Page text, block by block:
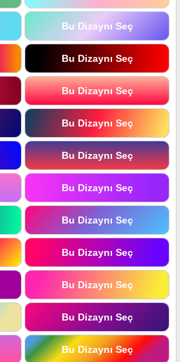
Bu Dizaynı Seç
Bu Dizaynı Seç
Bu Dizaynı Seç
Bu Dizaynı Seç
Bu Dizaynı Seç
Bu Dizaynı Seç
Bu Dizaynı Seç
Bu Dizaynı Seç
Bu Dizaynı Seç
Bu Dizaynı Seç
Bu Dizaynı Seç